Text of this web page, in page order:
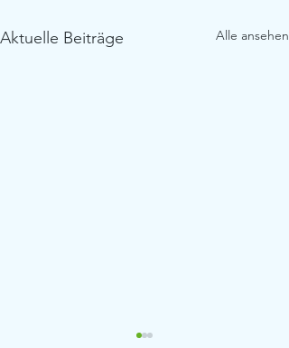
Aktuelle Beiträge Alle ansehen